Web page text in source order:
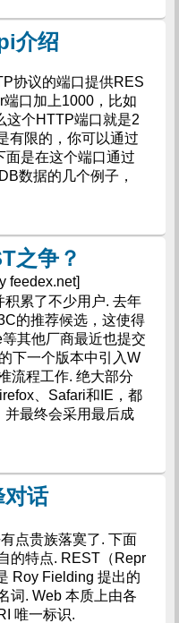
介绍
协议的端口提供RES
口加上1000，比如
这个HTTP端口就是2
有限的，你可以通过
面是在这个端口通过
数据的几个例子，
之争？
feedex.net]
累了不少用户. 去年
的推荐候选，这使得
其他厂商最近也提交
下一个版本中引入W
流程工作. 绝大部分
、Safari和IE，都
最终会采用最后成
对话
点贵族落寞了. 下面
的特点. REST（Repr
Roy Fielding 提出的
词. Web 本质上由各
唯一标识.